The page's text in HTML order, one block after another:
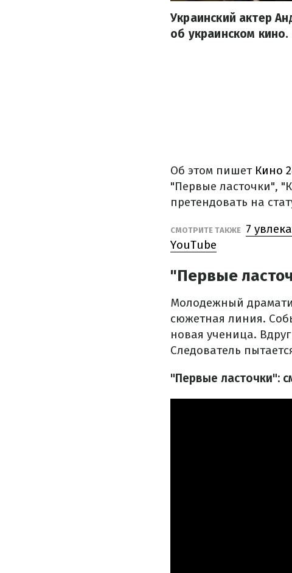
Украинский актер
об украинском
Об этом пишет Кино
"Первые ласточки",
претендовать на
СМОТРИТЕ ТАКЖЕ 7
YouTube
"Первые
Молодежный
сюжетная линия.
новая ученица.
Следователь
"Первые ласточки":